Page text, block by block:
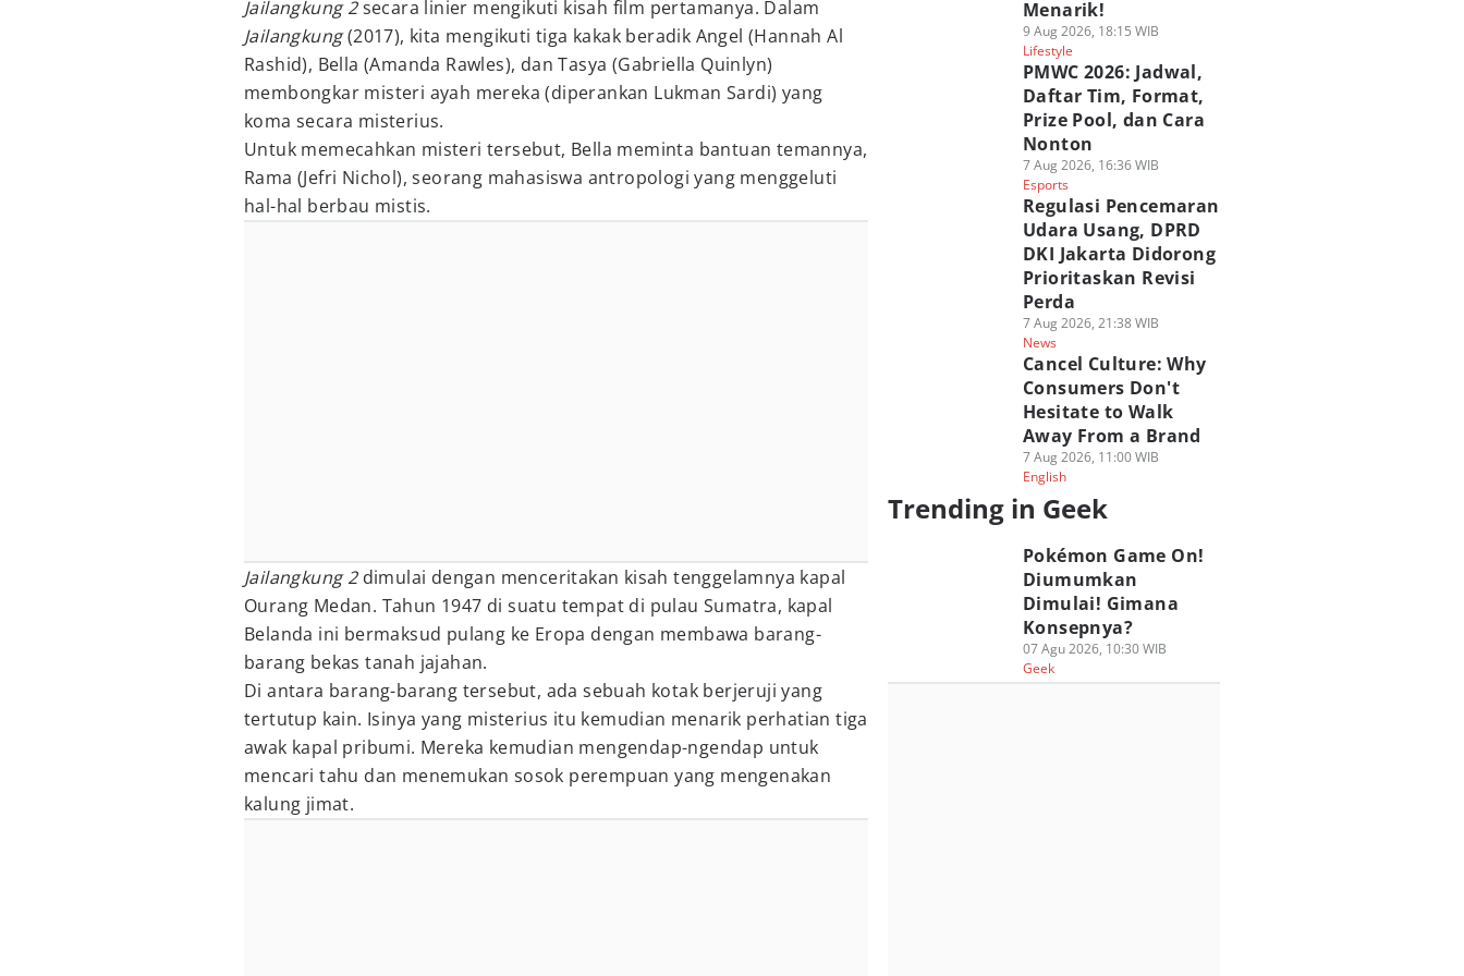
Jailangkung 2secara linier mengikuti kisah film pertamanya. Dalam
Jailangkung(2017), kita mengikuti tiga kakak beradik Angel (Hannah Al
Rashid), Bella (Amanda Rawles), dan Tasya (Gabriella Quinlyn)
membongkar misteri ayah mereka (diperankan Lukman Sardi) yang
koma secara misterius.
Untuk memecahkan misteri tersebut, Bella meminta bantuan temannya,
Rama (Jefri Nichol), seorang mahasiswa antropologi yang menggeluti
hal-hal berbau mistis.
Jailangkung 2dimulai dengan menceritakan kisah tenggelamnya kapal
Ourang Medan. Tahun 1947 di suatu tempat di pulau Sumatra, kapal
Belanda ini bermaksud pulang ke Eropa dengan membawa barang-
barang bekas tanah jajahan.
Di antara barang-barang tersebut, ada sebuah kotak berjeruji yang
tertutup kain. Isinya yang misterius itu kemudian menarik perhatian tiga
awak kapal pribumi. Mereka kemudian mengendap-ngendap untuk
mencari tahu dan menemukan sosok perempuan yang mengenakan
kalung jimat.
Menarik!
9 Aug 2026, 18:15 WIB
Lifestyle
PMWC 2026: Jadwal,
Daftar Tim, Format,
Prize Pool, dan Cara
Nonton
7 Aug 2026, 16:36 WIB
Esports
Regulasi Pencemaran
Udara Usang, DPRD
DKI Jakarta Didorong
Prioritaskan Revisi
Perda
7 Aug 2026, 21:38 WIB
News
Cancel Culture: Why
Consumers Don't
Hesitate to Walk
Away From a Brand
7 Aug 2026, 11:00 WIB
English
Trending in Geek
Pokémon Game On!
Diumumkan
Dimulai! Gimana
Konsepnya?
07 Agu 2026, 10:30 WIB
Geek